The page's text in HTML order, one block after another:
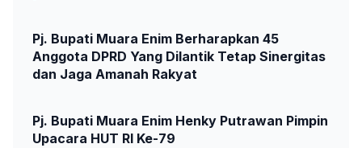
Pj. Bupati Muara Enim Berharapkan 45
Anggota DPRD Yang Dilantik Tetap Sinergitas
dan Jaga Amanah Rakyat
Pj. Bupati Muara Enim Henky Putrawan Pimpin
Upacara HUT RI Ke-79